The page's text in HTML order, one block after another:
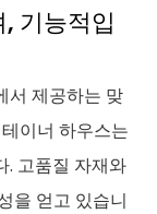
기능적입
서 제공하는 맞
이너 하우스는
. 고품질 자재와
을 얻고 있습니